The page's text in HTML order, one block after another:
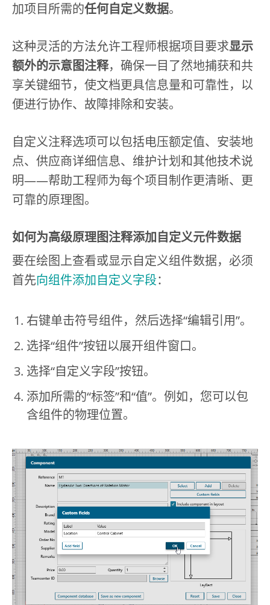
加项目所需的任何自定义数据。
这种灵活的方法允许工程师根据项目要求显示
额外的示意图注释，确保一目了然地捕获和共
享关键细节，使文档更具信息量和可靠性，以
便进行协作、故障排除和安装。
自定义注释选项可以包括电压额定值、安装地
点、供应商详细信息、维护计划和其他技术说
明——帮助工程师为每个项目制作更清晰、更
可靠的原理图。
如何为高级原理图注释添加自定义元件数据
要在绘图上查看或显示自定义组件数据，必须
首先向组件添加自定义字段：
右键单击符号组件，然后选择“编辑引用”。
选择“组件”按钮以展开组件窗口。
选择“自定义字段”按钮。
添加所需的“标签”和“值”。例如，您可以包
含组件的物理位置。